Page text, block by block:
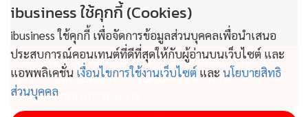
แข่งขันและสร้างการเติบโตในอุตสาหกรรมนี้ต่อไปในอนาคต คือ
การพัฒนาสินค้าและบริการที่ตอบโจทย์ความจำเป็นพื้นฐาน
เนื่องจากอาหารสัตว์เลี้ยง และขนมสัตว์เลี้ยงมีความหลากหลาย
ทั้งด้านรูปแบบ รสชาติ และฟังก์ชัน การขยายตลาดไปยังกลุ่ม
ลูกค้าใหม่อย่าง Gen X การปรับกลยุทธ์ด้านราคา และความคุ้ม
ค่าเพื่อตอบสนองพฤติกรรมผู้บริโภคที่เปลี่ยนแปลง การศึกษา
ทช.ทุ่มงบ 1.2 พันล้านบาท สร้างทางแยกต่างระดับ
สันป่าตอง”เชียงใหม่” คืบหน้า 24% เสร็จปี 70
ระบายรถถนนสายหลัก
ibusiness ใช้คุกกี้ (Cookies)
ibusiness ใช้คุกกี้ เพื่อจัดการข้อมูลส่วนบุคคลเพื่อนำเสนอ
ประสบการณ์คอนเทนต์ที่ดีที่สุดให้กับผู้อ่านบนเว็บไซต์ และ
แอพพลิเคชั่น เงื่อนไขการใช้งานเว็บไซต์ และ นโยบายสิทธิ
ส่วนบุคคล